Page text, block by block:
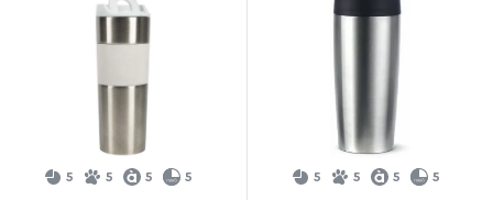
5 5 5 5 5 5 5 5